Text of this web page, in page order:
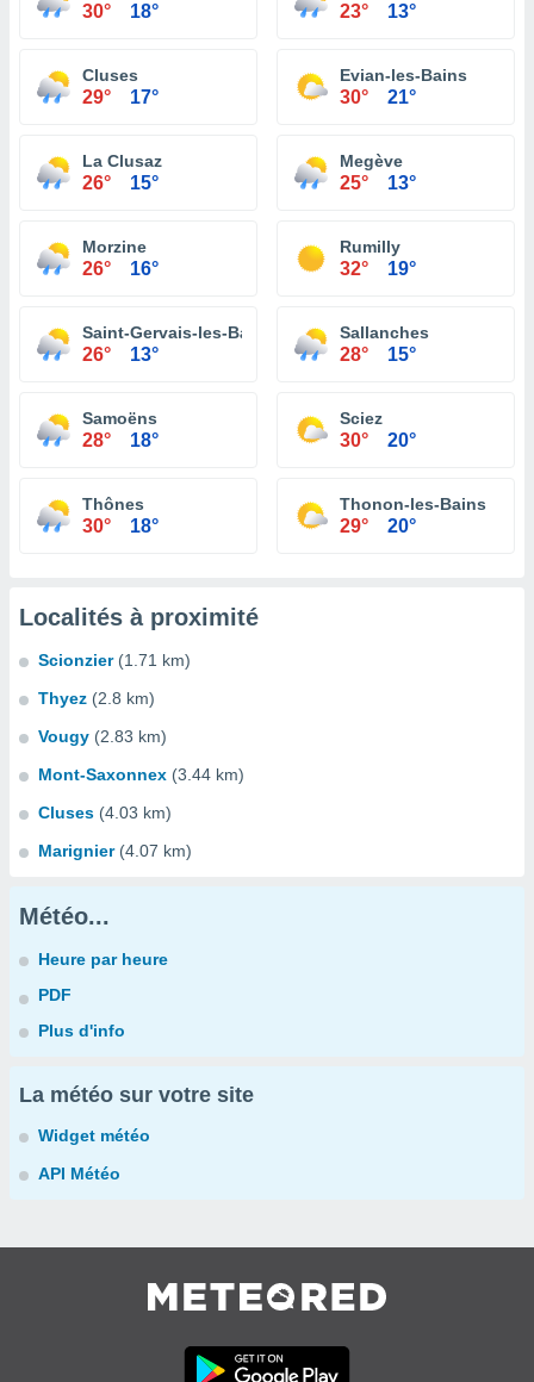
30° 18° 23° 13°
Cluses
29° 17°
Evian-les-Bains
30° 21°
La Clusaz
26° 15°
Megève
25° 13°
Morzine
26° 16°
Rumilly
32° 19°
Saint-Gervais-les-Bains
26° 13°
Sallanches
28° 15°
Samoëns
28° 18°
Sciez
30° 20°
Thônes
30° 18°
Thonon-les-Bains
29° 20°
Localités à proximité
Scionzier (1.71 km)
Thyez (2.8 km)
Vougy (2.83 km)
Mont-Saxonnex (3.44 km)
Cluses (4.03 km)
Marignier (4.07 km)
Météo...
Heure par heure
PDF
Plus d'info
La météo sur votre site
Widget météo
API Météo